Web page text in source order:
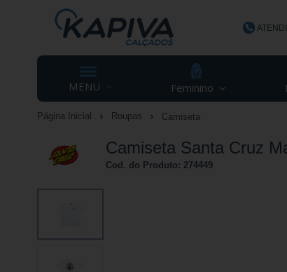
MENU Feminino
Página Inicial Roupas Camiseta
Camiseta Santa Cruz
Cod. do Produto: 274449